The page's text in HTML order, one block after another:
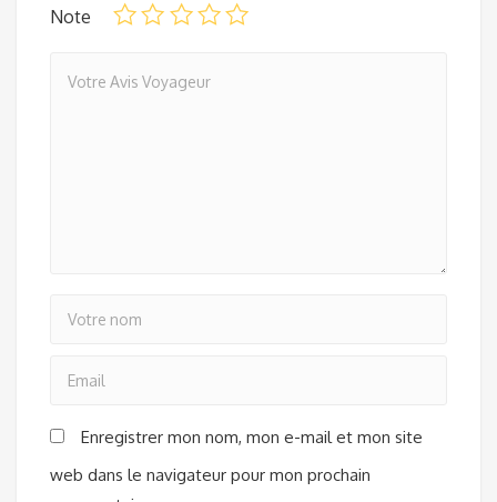
Note
Enregistrer mon nom, mon e-mail et mon site
web dans le navigateur pour mon prochain